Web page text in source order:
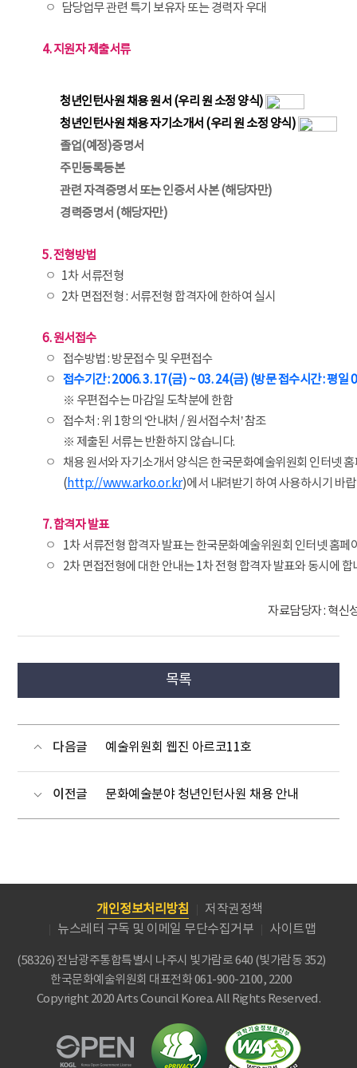
ㅇ 담당업무 관련 특기 보유자 또는 경력자 우대
4. 지원자 제출서류
청년인턴사원 채용 원서 (우리 원 소정 양식)
청년인턴사원 채용 자기소개서 (우리 원 소정 양식)
졸업(예정)증명서
주민등록등본
관련 자격증명서 또는 인증서 사본 (해당자만)
경력증명서 (해당자만)
5. 전형방법
ㅇ 1차 서류전형
ㅇ 2차 면접전형 : 서류전형 합격자에 한하여 실시
6. 원서접수
ㅇ
접수방법 : 방문접수 및 우편접수
ㅇ
접수기간 : 2006. 3. 17(금) ~ 03. 24(금) (방문 접수시간 : 평일
※ 우편접수는 마감일 도착분에 한함
ㅇ
접수처 : 위 1항의 ‘안내처 / 원서접수처’ 참조
※ 제출된 서류는 반환하지 않습니다.
ㅇ
채용 원서와 자기소개서 양식은 한국문화예술위원회 인터넷
(http://www.arko.or.kr)에서 내려받기 하여 사용하시기 바
7. 합격자 발표
ㅇ
1차 서류전형 합격자 발표는 한국문화예술위원회 인터넷 홈페
ㅇ
2차 면접전형에 대한 안내는 1차 전형 합격자 발표와 동시에 합
자료담당자 : 혁
목록
다음글 예술위원회 웹진 아르코11호
이전글 문화예술분야 청년인턴사원 채용 안내
개인정보처리방침
저작권정책
뉴스레터 구독 및 이메일 무단수집거부
사이트맵
(58326) 전남광주통합특별시 나주시 빛가람로 640 (빛가람동 352)
한국문화예술위원회 대표전화 061-900-2100, 2200
Copyright 2020 Arts Council Korea. All Rights Reserved.